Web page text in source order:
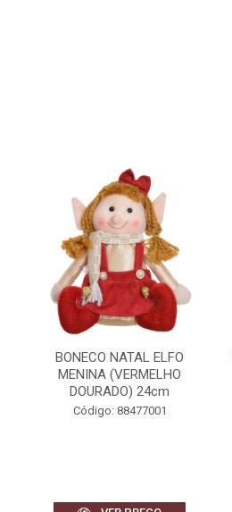
BONECO NATAL ELFO
MENINA (VERMELHO
DOURADO) 24cm
Código: 88477001